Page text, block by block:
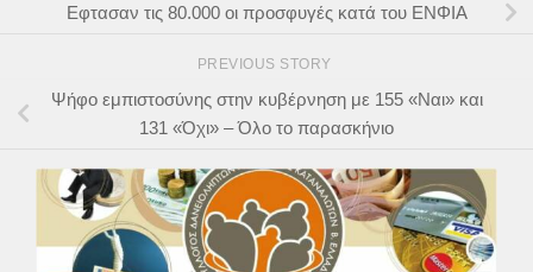
Εφτασαν τις 80.000 οι προσφυγές κατά του ΕΝΦΙΑ
PREVIOUS STORY
Ψήφο εμπιστοσύνης στην κυβέρνηση με 155 «Ναι» και
131 «Όχι» – Όλο το παρασκήνιο